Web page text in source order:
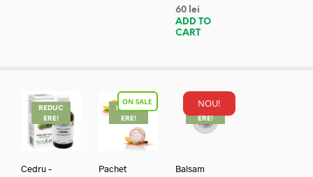
60 lei
ADD TO
CART
REDUC
ERE!
Cedru –
REDUC
ERE!
Pachet
NOU!
REDUC
ERE!
Balsam